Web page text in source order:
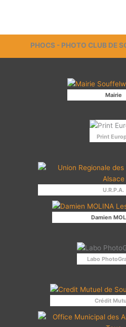
PHOCS - PHOTO CLUB DE
Mairie
Print
U.R.P.A.
Damien
Labo
Crédit